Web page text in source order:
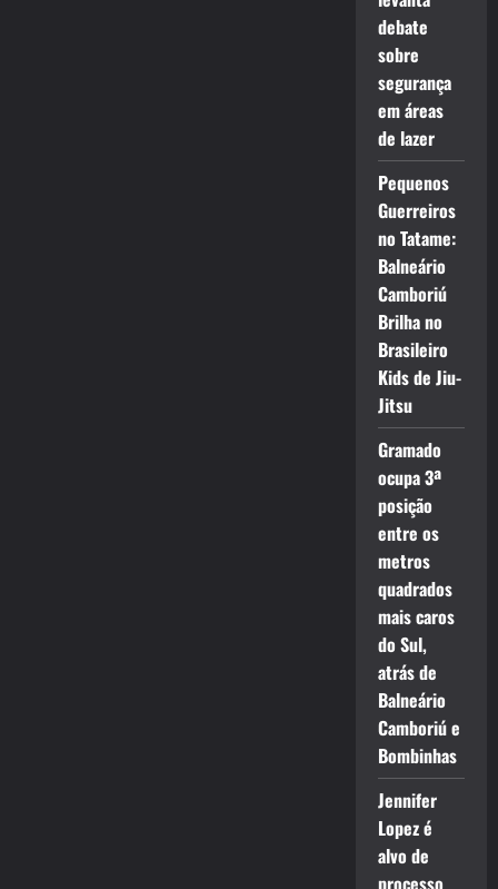
debate
sobre
segurança
em áreas
de lazer
Pequenos
Guerreiros
no Tatame:
Balneário
Camboriú
Brilha no
Brasileiro
Kids de Jiu-
Jitsu
Gramado
ocupa 3ª
posição
entre os
metros
quadrados
mais caros
do Sul,
atrás de
Balneário
Camboriú e
Bombinhas
Jennifer
Lopez é
alvo de